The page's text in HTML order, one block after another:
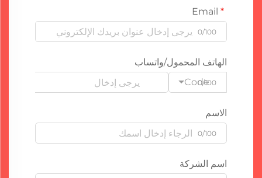
0/100
الهاتف المحمول/واتساب
Code
0/100
الاسم
0/100
اسم الشركة